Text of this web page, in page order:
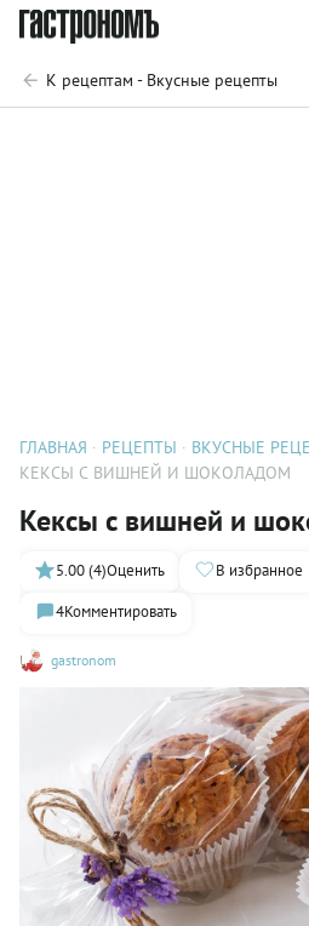
К рецептам - Вкусные рецепты
ГЛАВНАЯ РЕЦЕПТЫ
ВКУСНЫЕ
КЕКСЫ С ВИШНЕЙ И ШОКОЛАДОМ
Кексы с вишней и
gastronom
5.00 (4)Оценить В избранное
4Комментировать